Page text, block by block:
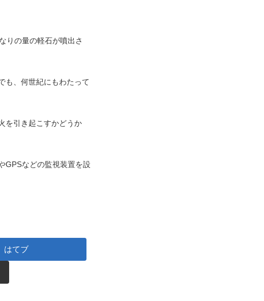
りの量の軽石が噴出さ
も、何世紀にもわたって
を引き起こすかどうか
GPSなどの監視装置を設
はてブ